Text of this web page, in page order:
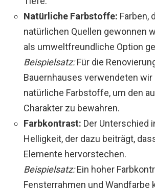
Natürliche Farbstoffe: Farben,
natürlichen Quellen gewonnen
als umweltfreundliche Option
Beispielsatz:Für die
Bauernhauses verwendeten
natürliche Farbstoffe, um den
Charakter zu bewahren.
Farbkontrast: Der Unterschied
Helligkeit, der dazu beiträgt,
Elemente hervorstechen.
Beispielsatz:Ein hoher
Fensterrahmen und Wandfarbe